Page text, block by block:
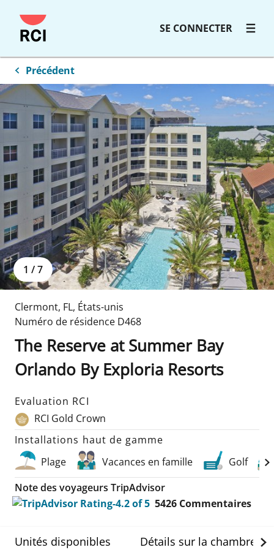
SE CONNECTER
Précédent
1 /7
Clermont, FL, États-unis
Numéro de résidence D468
The Reserve at Summer Bay
Orlando By Exploria Resorts
Evaluation RCI
RCI Gold Crown
Installations haut de gamme
Plage
Vacances en famille
Golf
Note des voyageurs TripAdvisor
5426 Commentaires
Unités disponibles Détails sur la chambre